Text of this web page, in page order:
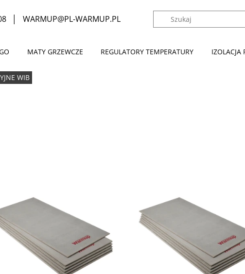
│WARMUP@PL-WARMUP.PL
MATY GRZEWCZE REGULATORY TEMPERATURY IZOLACJA
WIB